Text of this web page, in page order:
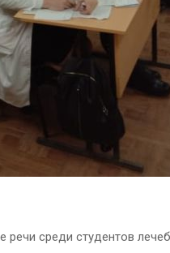
среди студентов